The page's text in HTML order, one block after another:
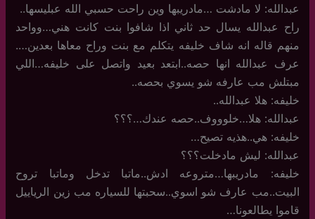
عبدالله: لا مادشت …مادريبها وين راحت حسبي الله عبليسها..
راح عبدالله يسال حد ثاني اذا شافوا بنت كانت هني…وواحد
منهم قاله انه شاف خليفه يتكلم مع بنت وراح معاها بعدين….
عرف عبدالله انها حصه..ابتعد بعيد واتصل على خليفه…اللي
مبتلش مب عارفه شو يسوي بحصه..
خليفه: هلا عبدالله..
عبدالله: هلا…خلوووف..حصه عندك…؟؟؟
خليفه: هي..هذيه تصيح…
عبدالله: ليش مادخلت؟؟؟
خليفه: مادريبها…متروعه ادش..ماتبا تدخل وماتبا تروح
البيت..مب عارف شو اسوي..سحبتها للسياره مب زين الرياييل
قاموا يطالعونا…